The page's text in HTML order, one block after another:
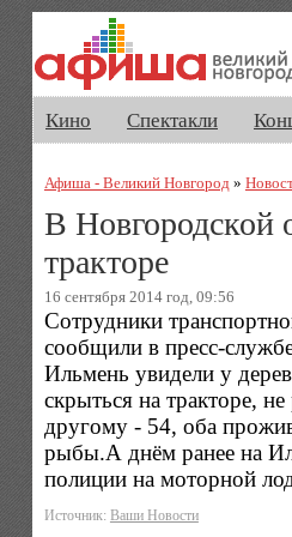
Кино Спектакли
Афиша - Великий Новгород »
В Новгородской
тракторе
16 сентября 2014 год, 09:56
Сотрудники
сообщили в пресс-
Ильмень увидели у
скрыться на тракторе,
другому - 54, оба
рыбы.А днём ранее на
полиции на моторной
Источник: Ваши Новости